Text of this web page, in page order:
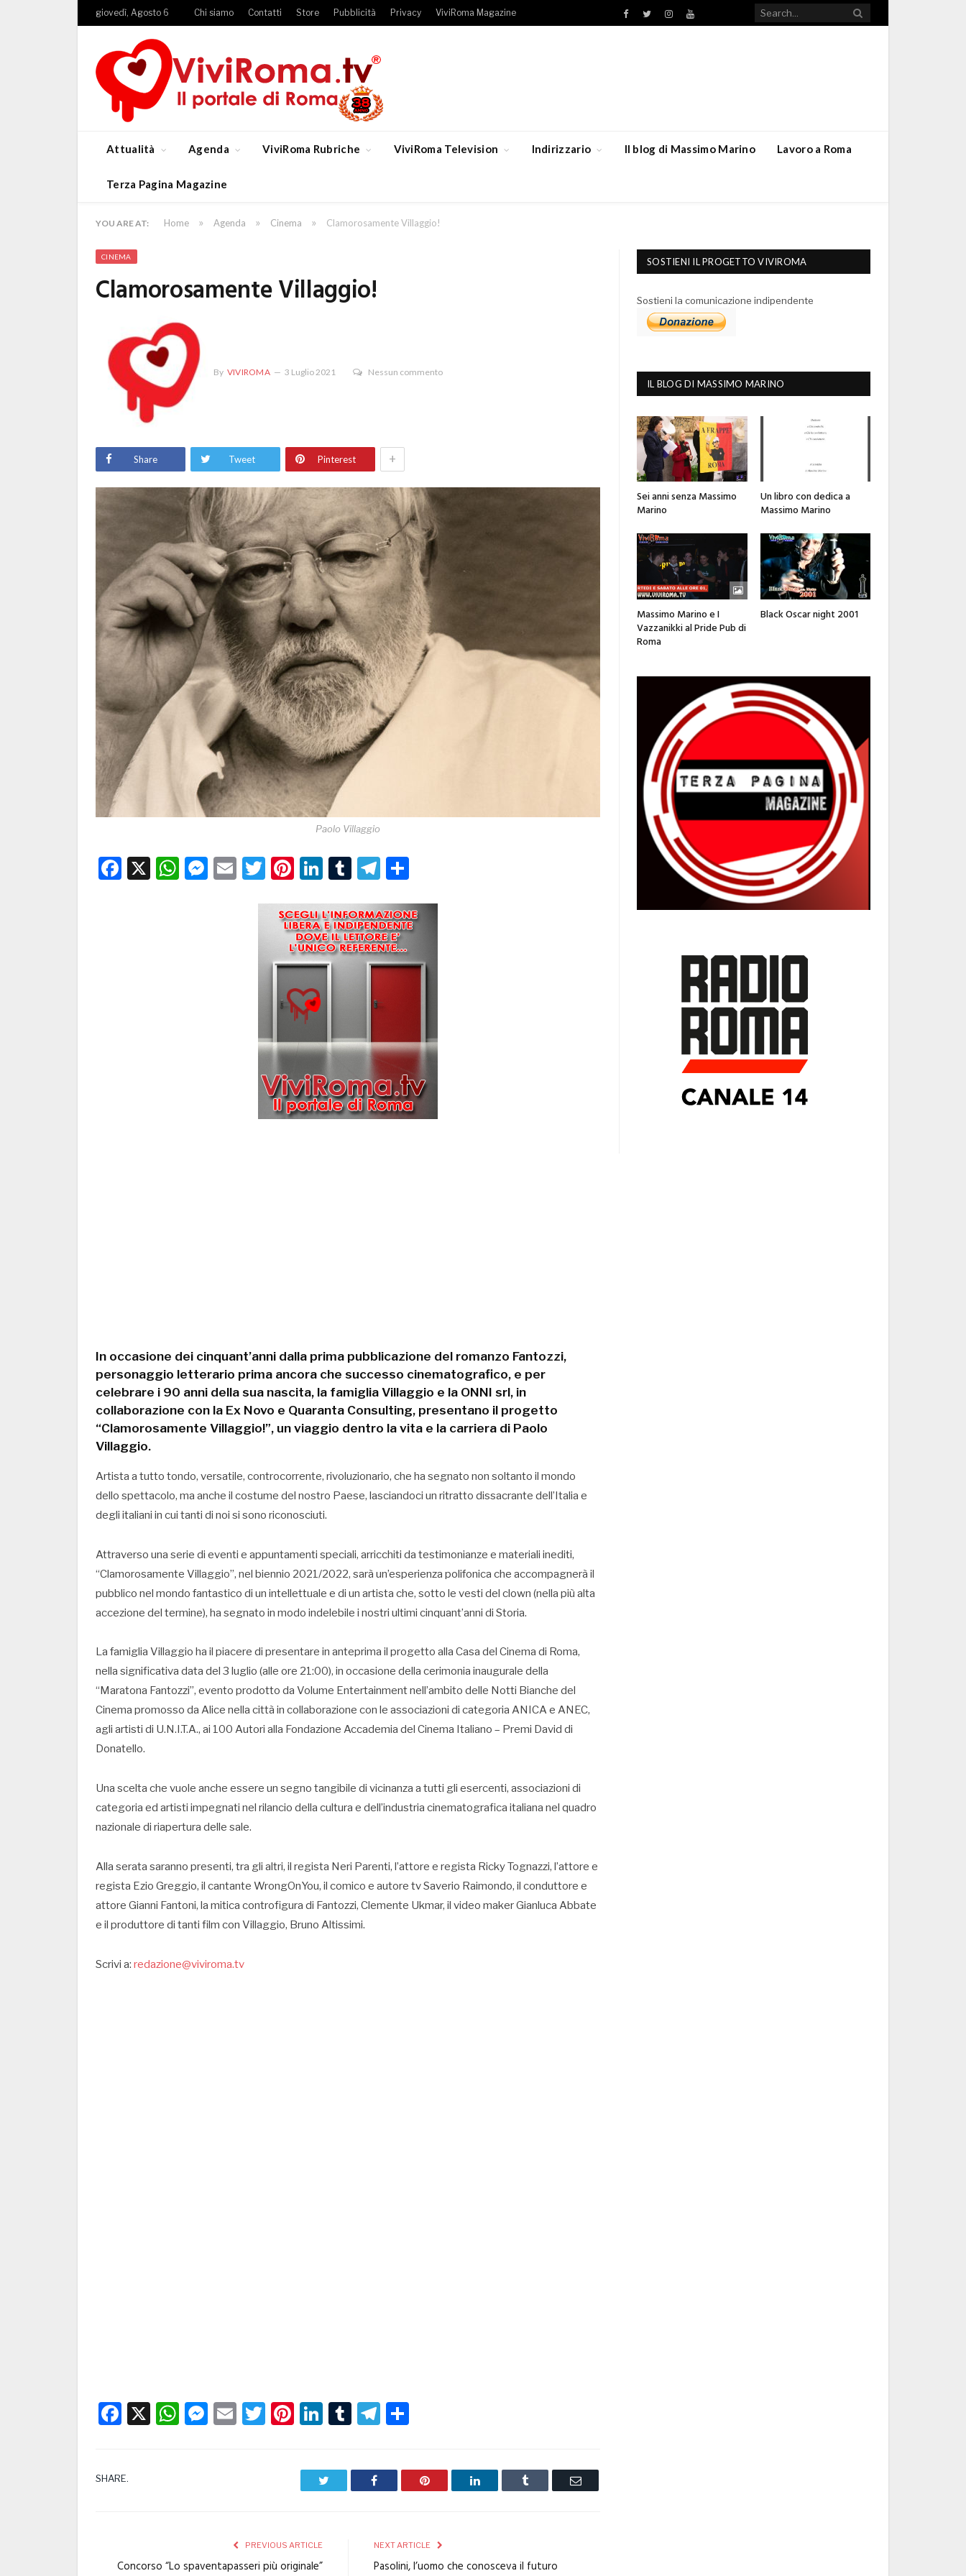
giovedì, Agosto 6 Chi siamo Contatti Store Pubblicità Privacy ViviRoma Magazine Facebook
TwitterInstagramYouTube
Attualità Agenda ViviRoma Rubriche ViviRoma Television Indirizzario Il blog di Massimo Marino Lavoro a Roma
Terza Pagina Magazine
YOU ARE AT: Home » Agenda » Cinema » Clamorosamente Villaggio!
CINEMA
Clamorosamente Villaggio!
By VIVIROMA 3 Luglio 2021 Nessun commento
Share Tweet Pinterest +
Paolo Villaggio
Facebook
X WhatsApp
Messenger
EmailTwitter
Pinterest
LinkedIn
TumblrTelegram
In occasione dei cinquant’anni dalla prima pubblicazione del romanzo Fantozzi,
personaggio letterario prima ancora che successo cinematografico, e per
celebrare i 90 anni della sua nascita, la famiglia Villaggio e la ONNI srl, in
collaborazione con la Ex Novo e Quaranta Consulting, presentano il progetto
“Clamorosamente Villaggio!”, un viaggio dentro la vita e la carriera di Paolo
Villaggio.
Artista a tutto tondo, versatile, controcorrente, rivoluzionario, che ha segnato non soltanto il mondo
dello spettacolo, ma anche il costume del nostro Paese, lasciandoci un ritratto dissacrante dell’Italia e
degli italiani in cui tanti di noi si sono riconosciuti.
Attraverso una serie di eventi e appuntamenti speciali, arricchiti da testimonianze e materiali inediti,
“Clamorosamente Villaggio”, nel biennio 2021/2022, sarà un’esperienza polifonica che accompagnerà il
pubblico nel mondo fantastico di un intellettuale e di un artista che, sotto le vesti del clown (nella più alta
accezione del termine), ha segnato in modo indelebile i nostri ultimi cinquant’anni di Storia.
La famiglia Villaggio ha il piacere di presentare in anteprima il progetto alla Casa del Cinema di Roma,
nella significativa data del 3 luglio (alle ore 21:00), in occasione della cerimonia inaugurale della
“Maratona Fantozzi”, evento prodotto da Volume Entertainment nell’ambito delle Notti Bianche del
Cinema promosso da Alice nella città in collaborazione con le associazioni di categoria ANICA e ANEC,
agli artisti di U.N.I.T.A., ai 100 Autori alla Fondazione Accademia del Cinema Italiano – Premi David di
Donatello.
Una scelta che vuole anche essere un segno tangibile di vicinanza a tutti gli esercenti, associazioni di
categoria ed artisti impegnati nel rilancio della cultura e dell’industria cinematografica italiana nel quadro
nazionale di riapertura delle sale.
Alla serata saranno presenti, tra gli altri, il regista Neri Parenti, l’attore e regista Ricky Tognazzi, l’attore e
regista Ezio Greggio, il cantante WrongOnYou, il comico e autore tv Saverio Raimondo, il conduttore e
attore Gianni Fantoni, la mitica controfigura di Fantozzi, Clemente Ukmar, il video maker Gianluca Abbate
e il produttore di tanti film con Villaggio, Bruno Altissimi.
Scrivi a: redazione@viviroma.tv
Facebook
X WhatsApp
Messenger
EmailTwitter
Pinterest
LinkedIn
TumblrTelegram
SHARE. Facebook Pinterest LinkedIn Tumblr Email
PREVIOUS ARTICLE
Concorso “Lo spaventapasseri più originale”
NEXT ARTICLE
Pasolini, l’uomo che conosceva il futuro
SOSTIENI IL PROGETTO VIVIROMA
Sostieni la comunicazione indipendente
IL BLOG DI MASSIMO MARINO
Sei anni senza Massimo
Marino
Un libro con dedica a
Massimo Marino
Massimo Marino e I
Vazzanikki al Pride Pub di
Roma
Black Oscar night 2001